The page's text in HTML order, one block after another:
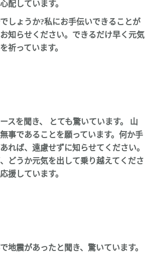
配しています。
しょうか?私にお手伝いできることが
知らせください。できるだけ早く元気
祈っています。
スを聞き、 とても驚いています。 山
事であることを願っています。何か手
れば、遠慮せずに知らせてください。
どうか元気を出して乗り越えてくださ
援しています。
地震があったと聞き、驚いています。